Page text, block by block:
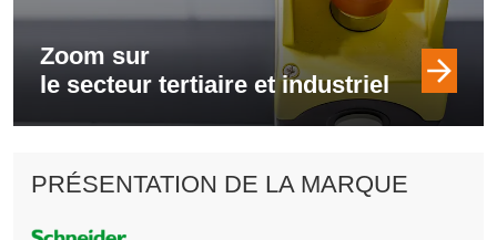
Zoom sur
le secteur tertiaire et industriel
PRÉSENTATION DE LA MARQUE